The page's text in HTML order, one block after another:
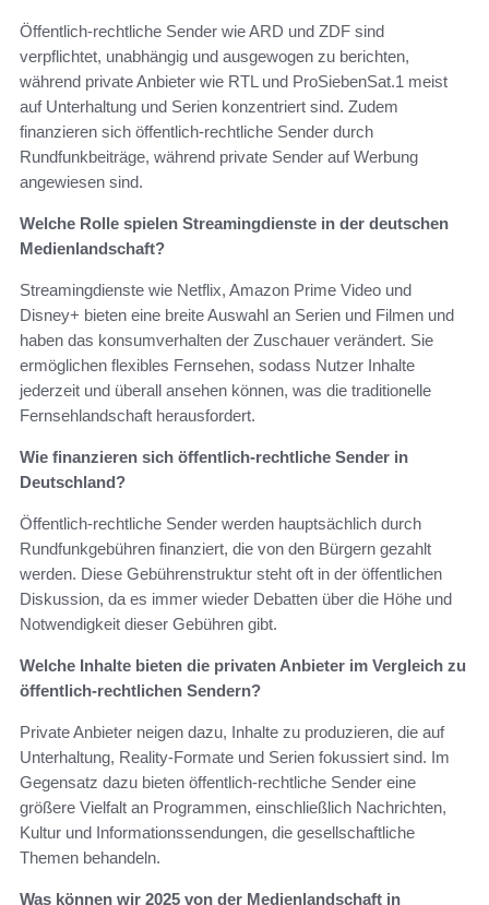
Öffentlich-rechtliche Sender wie ARD und ZDF sind
verpflichtet, unabhängig und ausgewogen zu berichten,
während private Anbieter wie RTL und ProSiebenSat.1 meist
auf Unterhaltung und Serien konzentriert sind. Zudem
finanzieren sich öffentlich-rechtliche Sender durch
Rundfunkbeiträge, während private Sender auf Werbung
angewiesen sind.
Welche Rolle spielen Streamingdienste in der deutschen
Medienlandschaft?
Streamingdienste wie Netflix, Amazon Prime Video und
Disney+ bieten eine breite Auswahl an Serien und Filmen und
haben das konsumverhalten der Zuschauer verändert. Sie
ermöglichen flexibles Fernsehen, sodass Nutzer Inhalte
jederzeit und überall ansehen können, was die traditionelle
Fernsehlandschaft herausfordert.
Wie finanzieren sich öffentlich-rechtliche Sender in
Deutschland?
Öffentlich-rechtliche Sender werden hauptsächlich durch
Rundfunkgebühren finanziert, die von den Bürgern gezahlt
werden. Diese Gebührenstruktur steht oft in der öffentlichen
Diskussion, da es immer wieder Debatten über die Höhe und
Notwendigkeit dieser Gebühren gibt.
Welche Inhalte bieten die privaten Anbieter im Vergleich zu
öffentlich-rechtlichen Sendern?
Private Anbieter neigen dazu, Inhalte zu produzieren, die auf
Unterhaltung, Reality-Formate und Serien fokussiert sind. Im
Gegensatz dazu bieten öffentlich-rechtliche Sender eine
größere Vielfalt an Programmen, einschließlich Nachrichten,
Kultur und Informationssendungen, die gesellschaftliche
Themen behandeln.
Was können wir 2025 von der Medienlandschaft in